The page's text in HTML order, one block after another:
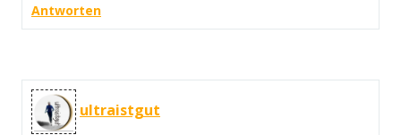
Antworten
ultraistgut